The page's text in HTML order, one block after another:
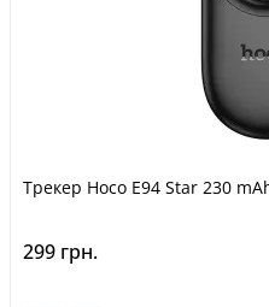
Трекер Hoco E94 Star 230
299 грн.